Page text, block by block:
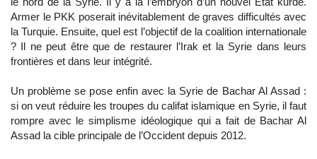
Armer le PKK poserait inévitablement de graves difficultés avec
la Turquie. Ensuite, quel est l’objectif de la coalition internationale
? Il ne peut être que de restaurer l’Irak et la Syrie dans leurs
frontières et dans leur intégrité.
Un problème se pose enfin avec la Syrie de Bachar Al Assad :
si on veut réduire les troupes du califat islamique en Syrie, il faut
rompre avec le simplisme idéologique qui a fait de Bachar Al
Assad la cible principale de l’Occident depuis 2012.